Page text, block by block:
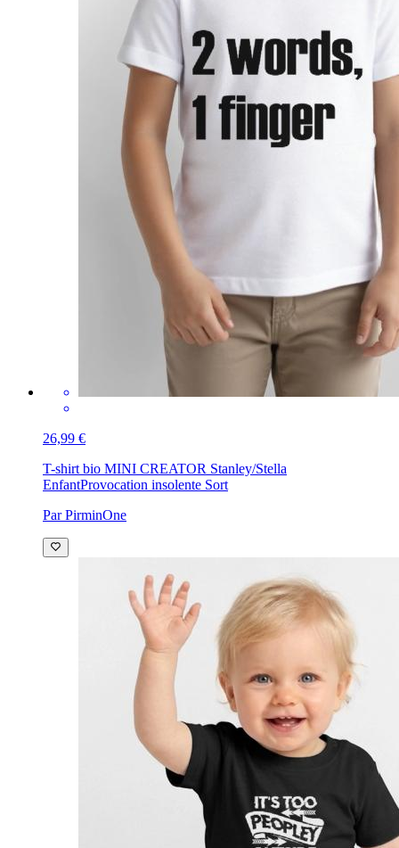
26,99 €
T-shirt bio MINI CREATOR Stanley/Stella
EnfantProvocation insolente Sort
Par PirminOne